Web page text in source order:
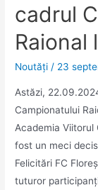
cadrul
Raional
Noutăţi / 23
Astăzi,
Campionatului
Academia Viitorul
fost un meci
Felicitări FC
tuturor